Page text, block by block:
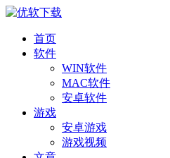
首页
软件
WIN软件
MAC软件
安卓软件
游戏
安卓游戏
游戏视频